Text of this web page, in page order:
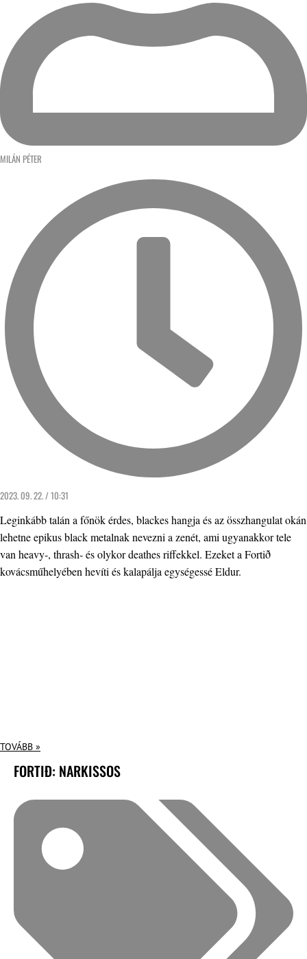
MILÁN PÉTER
2023. 09. 22. / 10:31
Leginkább talán a főnök érdes, blackes hangja és az összhangulat okán
lehetne epikus black metalnak nevezni a zenét, ami ugyanakkor tele
van heavy-, thrash- és olykor deathes riffekkel. Ezeket a Fortið
kovácsműhelyében hevíti és kalapálja egységessé Eldur.
TOVÁBB »
FORTIÐ: NARKISSOS